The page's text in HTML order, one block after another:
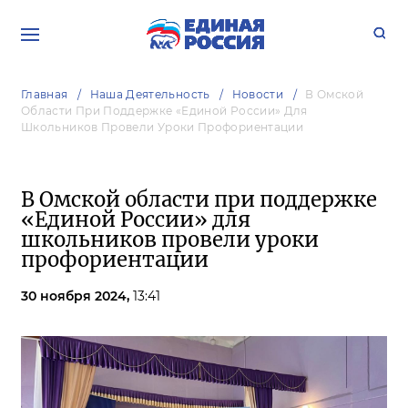
Главная Наша Деятельность Новости
В Омской
Области При Поддержке «Единой России» Для
Школьников Провели Уроки Профориентации
В Омской области при поддержке
«Единой России» для
школьников провели уроки
профориентации
30 ноября 2024, 13:41